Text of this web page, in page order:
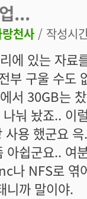
...
천사 / 작성시
에 있는 자료
부 구울 수도
서 30GB는
눠 놨죠.. 이
사용 했군요
아쉽군요.. 여
나 NFS로 엮
니까 말이야.